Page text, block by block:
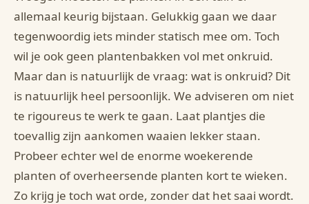
allemaal keurig bijstaan. Gelukkig gaan we daar
tegenwoordig iets minder statisch mee om. Toch
wil je ook geen plantenbakken vol met onkruid.
Maar dan is natuurlijk de vraag: wat is onkruid? Dit
is natuurlijk heel persoonlijk. We adviseren om niet
te rigoureus te werk te gaan. Laat plantjes die
toevallig zijn aankomen waaien lekker staan.
Probeer echter wel de enorme woekerende
planten of overheersende planten kort te wieken.
Zo krijg je toch wat orde, zonder dat het saai wordt.